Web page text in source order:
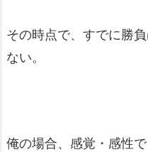
その時点で、すでに勝
ない。
俺の場合、感覚・感性